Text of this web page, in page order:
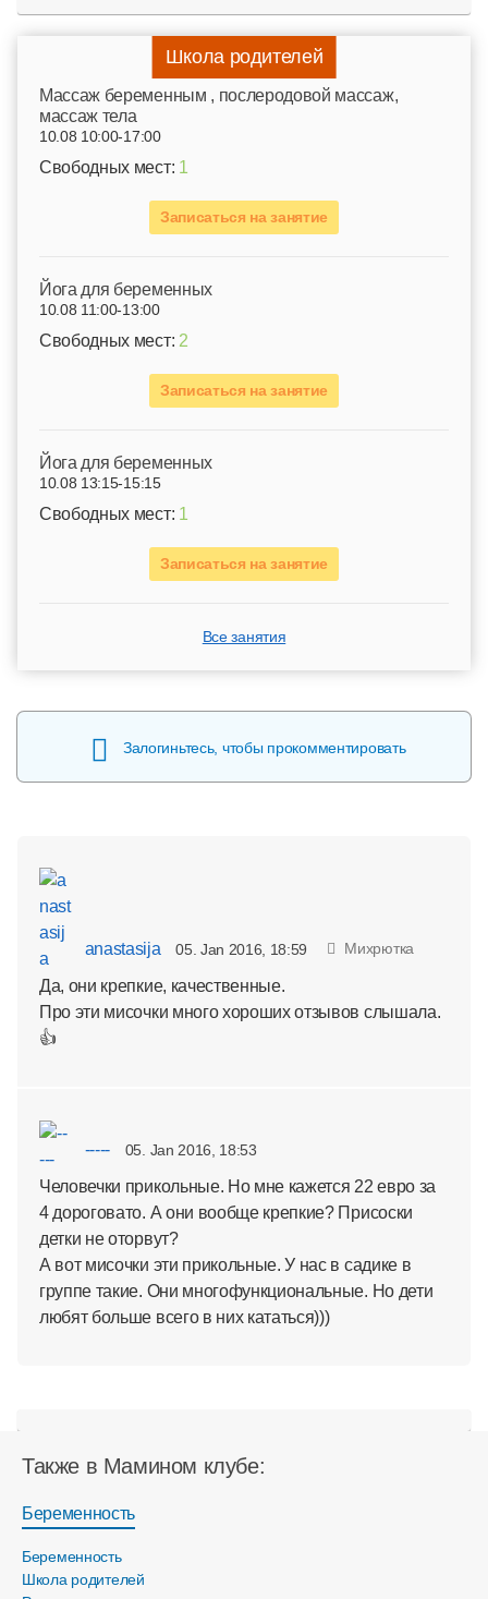
Школа родителей
Mассаж беременным , послеродовой массаж,
массаж тела
10.08 10:00-17:00
Свободных мест: 1
Записаться на занятие
Йога для беременных
10.08 11:00-13:00
Свободных мест: 2
Записаться на занятие
Йога для беременных
10.08 13:15-15:15
Свободных мест: 1
Записаться на занятие
Все занятия
Залогиньтесь, чтобы прокомментировать
anastasija 05. Jan 2016, 18:59 Михрютка
Да, они крепкие, качественные.
Про эти мисочки много хороших отзывов слышала.
👍
----- 05. Jan 2016, 18:53
Человечки прикольные. Но мне кажется 22 евро за
4 дороговато. А они вообще крепкие? Присоски
детки не оторвут?
А вот мисочки эти прикольные. У нас в садике в
группе такие. Они многофункциональные. Но дети
любят больше всего в них кататься)))
Также в Мамином клубе:
Беременность
Беременность
Школа родителей